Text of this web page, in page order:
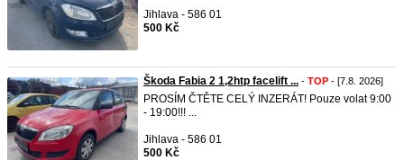
Jihlava - 586 01
500 Kč
Škoda Fabia 2 1,2htp facelift ... - TOP - [7.8. 2026]
PROSÍM ČTĚTE CELÝ INZERÁT! Pouze volat 9:00
- 19:00!!! ...
Jihlava - 586 01
500 Kč